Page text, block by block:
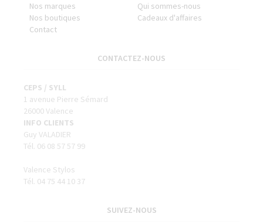
Nos marques
Qui sommes-nous
Nos boutiques
Cadeaux d'affaires
Contact
CONTACTEZ-NOUS
CEPS / SYLL
1 avenue Pierre Sémard
26000 Valence
INFO CLIENTS
Guy VALADIER
Tél. 06 08 57 57 99
Valence Stylos
Tél. 04 75 44 10 37
SUIVEZ-NOUS